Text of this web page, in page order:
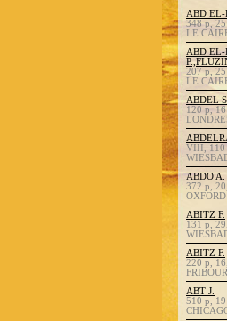
ABD EL-
348 p,
LE
ABD
207 p,
LE
ABDEL
120 p,
VIII, 110
ABDO A.
372 p,
ABITZ F.
131 p,
ABITZ F.
220 p,
ABT J.
510 p,